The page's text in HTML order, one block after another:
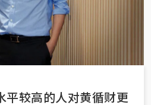
平较高的人对黄循财更